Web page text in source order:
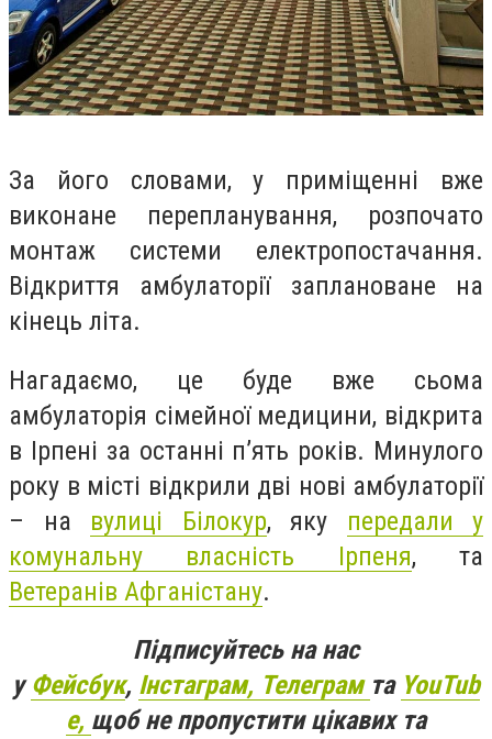
За його словами, у приміщенні вже
виконане перепланування, розпочато
монтаж системи електропостачання.
Відкриття амбулаторії заплановане на
кінець літа.
Нагадаємо, це буде вже сьома
амбулаторія сімейної медицини, відкрита
в Ірпені за останні п’ять років. Минулого
року в місті відкрили дві нові амбулаторії
– на вулиці Білокур, яку передали у
комунальну власність Ірпеня, та
Ветеранів Афганістану.
Підписуйтесь на нас
уФейсбук, Інстаграм, Телеграм та YouTub
e, щоб не пропустити цікавих та